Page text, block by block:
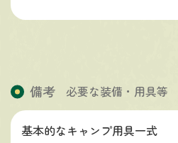
備考 必要な装備・用具等
基本的なキャンプ用具一式